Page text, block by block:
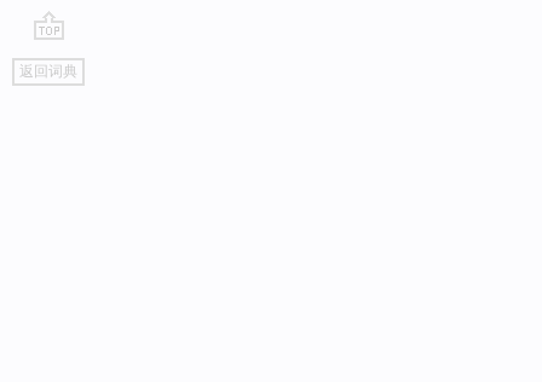
go
top
返回词典